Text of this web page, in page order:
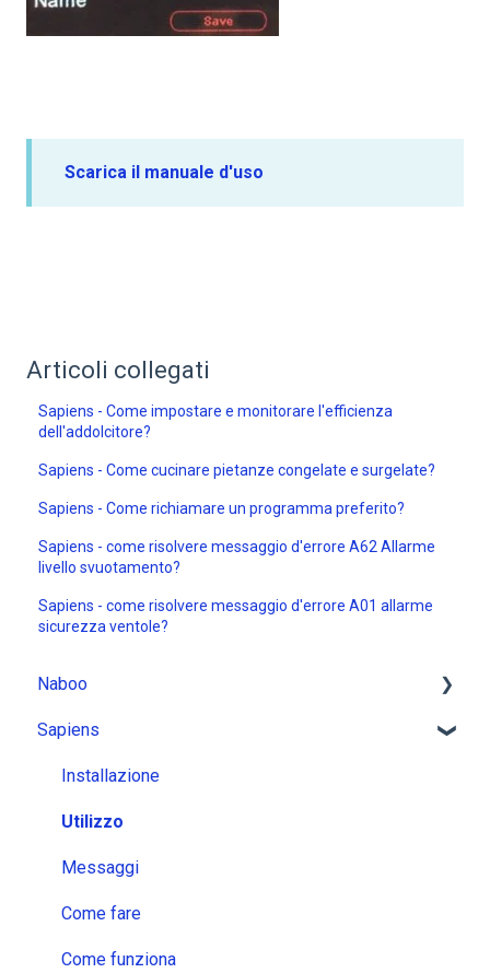
Scarica il manuale d'uso
Articoli collegati
Sapiens - Come impostare e monitorare l'efficienza
dell'addolcitore?
Sapiens - Come cucinare pietanze congelate e surgelate?
Sapiens - Come richiamare un programma preferito?
Sapiens - come risolvere messaggio d'errore A62 Allarme
livello svuotamento?
Sapiens - come risolvere messaggio d'errore A01 allarme
sicurezza ventole?
Naboo
Installazione
Utilizzo
Messaggi
Come fare
Come funziona
Sapiens
Installazione
Utilizzo
Messaggi
Come fare
Come funziona